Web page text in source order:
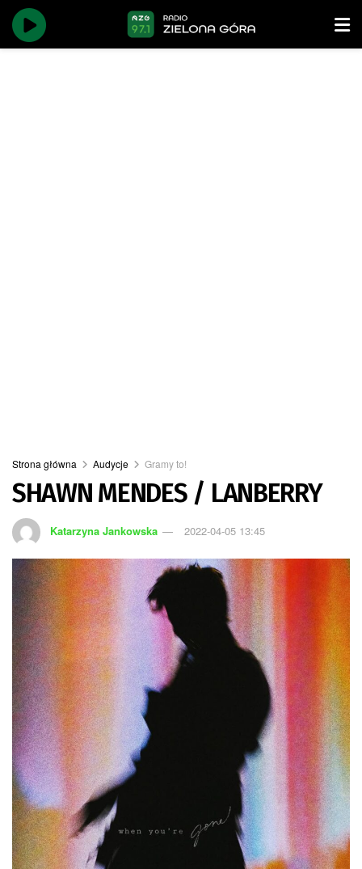
Strona główna Audycje Gramy to!
SHAWN MENDES / LANBERRY
Katarzyna Jankowska 2022-04-05 13:45